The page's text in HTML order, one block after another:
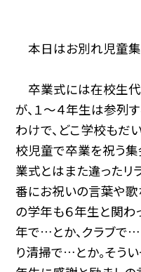
本日はお別れ児童集
卒業式には在校生代
が、１～４年生は参列
わけで、どこ学校もだ
校児童で卒業を祝う集
業式とはまた違ったリ
番にお祝いの言葉や歌
の学年も６年生と関わ
年で…とか、クラブで
り清掃で…とか。そう